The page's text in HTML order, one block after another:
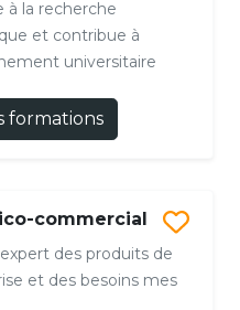
à la recherche
et contribue à
universitaire
formations
commercial
des produits de
et des besoins mes